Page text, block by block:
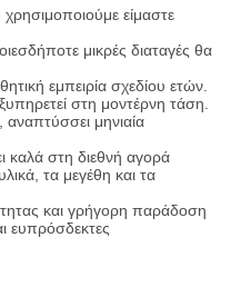
είμαστε
μικρές διαταγές θα
εμπειρία σχεδίου ετών.
στη μοντέρνη τάση.
μηνιαία
καλά στη διεθνή αγορά
τα μεγέθη και τα
και γρήγορη παράδοση
ευπρόσδεκτες